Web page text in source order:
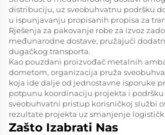
distribuciju, uz sveobuhvatnu podršku
u ispunjavanju propisanih propisa za
Rješenja za pakovanje robe za izvoz
međunarodne dostave, pružajući
dugačkog transporta.
Kao pouzdani proizvođač metalnih
dometom, organizacija pruža
koja ide dalje od jednostavne isporuke
potpunu koordinaciju projekta i podršku
sveobuhvatni pristup korisničkoj službi
rezultate projekta uz smanjenje
Zašto Izabrati Nas